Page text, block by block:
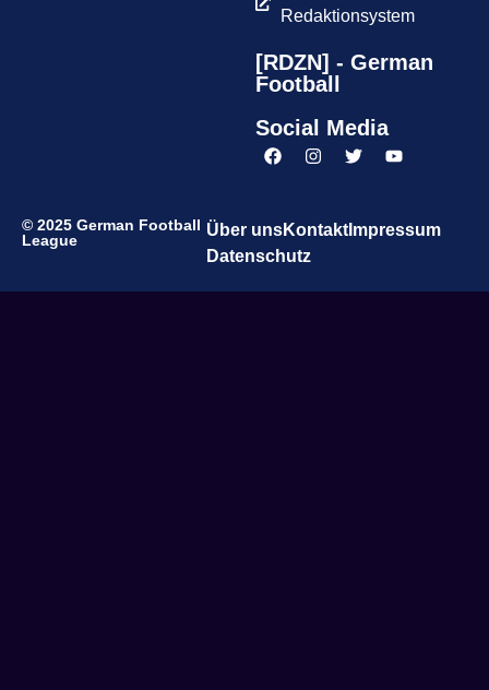
Redaktionsystem
[RDZN] - German
Football
Social Media
© 2025 German Football
League
Über unsKontaktImpressum
Datenschutz